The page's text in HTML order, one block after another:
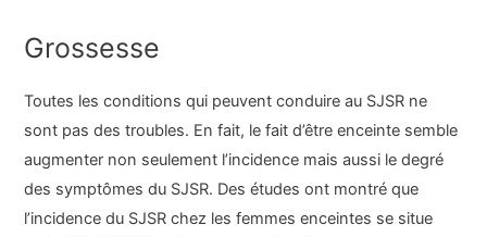
Grossesse
Toutes les conditions qui peuvent conduire au SJSR ne
sont pas des troubles. En fait, le fait d’être enceinte semble
augmenter non seulement l’incidence mais aussi le degré
des symptômes du SJSR. Des études ont montré que
l’incidence du SJSR chez les femmes enceintes se situe